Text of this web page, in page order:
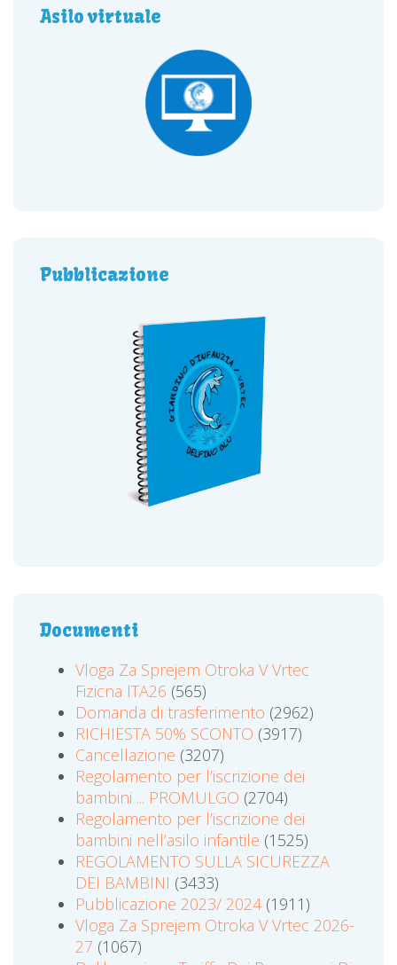
Asilo virtuale
Pubblicazione
Documenti
Vloga Za Sprejem Otroka V Vrtec
Fizicna ITA26 (565)
Domanda di trasferimento (2962)
RICHIESTA 50% SCONTO (3917)
Cancellazione (3207)
Regolamento per l’iscrizione dei
bambini ... PROMULGO (2704)
Regolamento per l’iscrizione dei
bambini nell’asilo infantile (1525)
REGOLAMENTO SULLA SICUREZZA
DEI BAMBINI (3433)
Pubblicazione 2023/ 2024(1911)
Vloga Za Sprejem Otroka V Vrtec 2026-
27 (1067)